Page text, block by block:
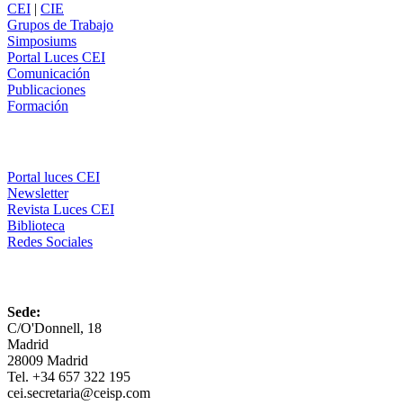
CEI | CIE
Grupos de Trabajo
Simposiums
Portal Luces CEI
Comunicación
Publicaciones
Formación
Portal luces CEI
Newsletter
Revista Luces CEI
Biblioteca
Redes Sociales
Sede:
C/O'Donnell, 18
Madrid
28009 Madrid
Tel. +34 657 322 195
cei.secretaria@ceisp.com